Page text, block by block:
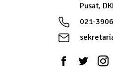
Pusat,
021-